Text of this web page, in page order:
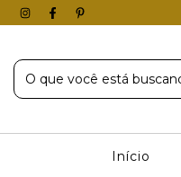
40% DE DESCONTO
Início